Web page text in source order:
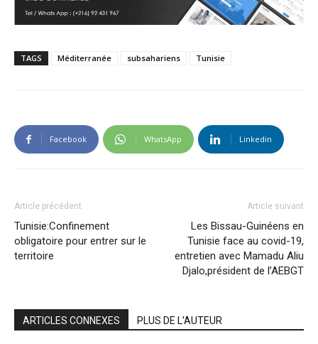
TAGS Méditerranée subsahariens Tunisie
Facebook WhatsApp Linkedin
Article précédent
Tunisie:Confinement
obligatoire pour entrer sur le
territoire
Article suivant
Les Bissau-Guinéens en
Tunisie face au covid-19,
entretien avec Mamadu Aliu
Djalo,président de l’AEBGT
ARTICLES CONNEXES PLUS DE L'AUTEUR